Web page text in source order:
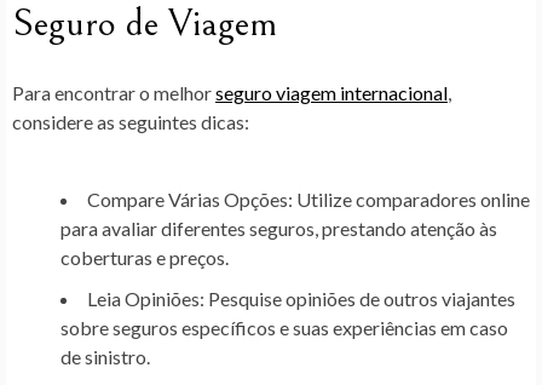
Seguro de Viagem
Para encontrar o melhorseguro viagem internacional,
considere as seguintes dicas:
Compare Várias Opções: Utilizecomparadores online
para avaliar diferentes seguros, prestando atenção às
coberturas e preços.
Leia Opiniões: Pesquise opiniões de outros viajantes
sobre seguros específicos e suas experiências em caso
de sinistro.